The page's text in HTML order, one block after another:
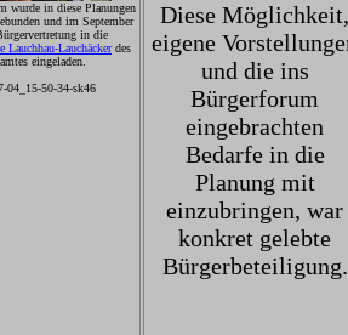
wurde in diese Planungen
und im September
in die
Lauchhau-Lauchäckerdes
eingeladen.
04_15-50-34-sk46
Diese Möglichkeit,
eigene
und die ins
Bürgerforum
eingebrachten
Bedarfe in die
Planung mit
einzubringen, war
konkret gelebte
Bürgerbeteiligung.